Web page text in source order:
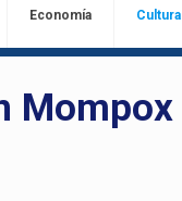
Economía Cultura
Mompox